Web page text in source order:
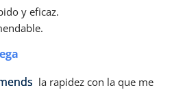
y eficaz.
la rapidez con la que me